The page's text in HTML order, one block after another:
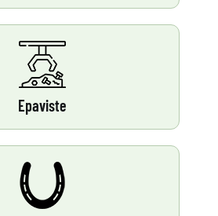
Epaviste